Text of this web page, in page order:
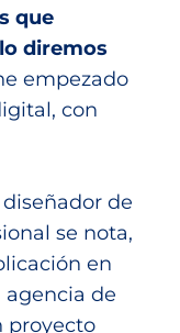
que
diremos
empezado
con
de
se nota,
en
agencia de
proyecto